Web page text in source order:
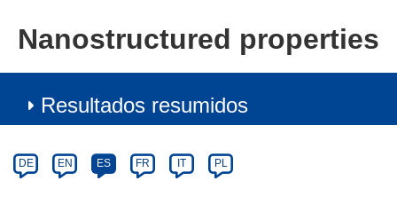
Nanostructured properties
Resultados resumidos
Category
Article
available
DE EN ES FR IT PL